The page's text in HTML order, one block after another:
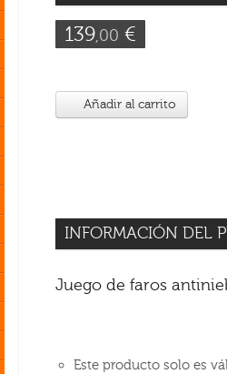
139,00 €
Añadir al carrito
INFORMACIÓN DEL
Juego de faros
Este producto solo es